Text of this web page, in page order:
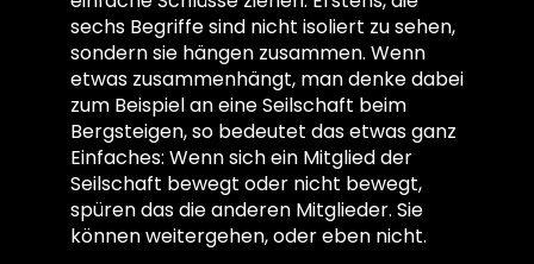
sechs Begriffe sind nicht isoliert zu sehen,
sondern sie hängen zusammen. Wenn
etwas zusammenhängt, man denke dabei
zum Beispiel an eine Seilschaft beim
Bergsteigen, so bedeutet das etwas ganz
Einfaches: Wenn sich ein Mitglied der
Seilschaft bewegt oder nicht bewegt,
spüren das die anderen Mitglieder. Sie
können weitergehen, oder eben nicht.